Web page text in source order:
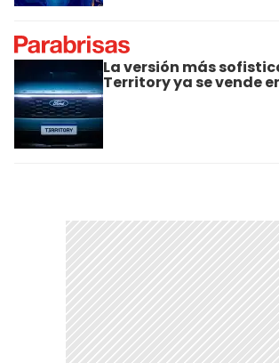
La versión más
Territory ya se vende